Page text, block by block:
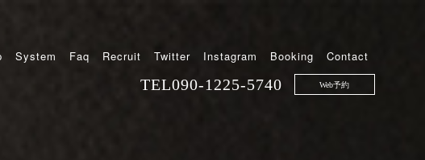
System Faq Recruit Twitter Instagram Booking Contact
TEL090-1225-5740 Web予約